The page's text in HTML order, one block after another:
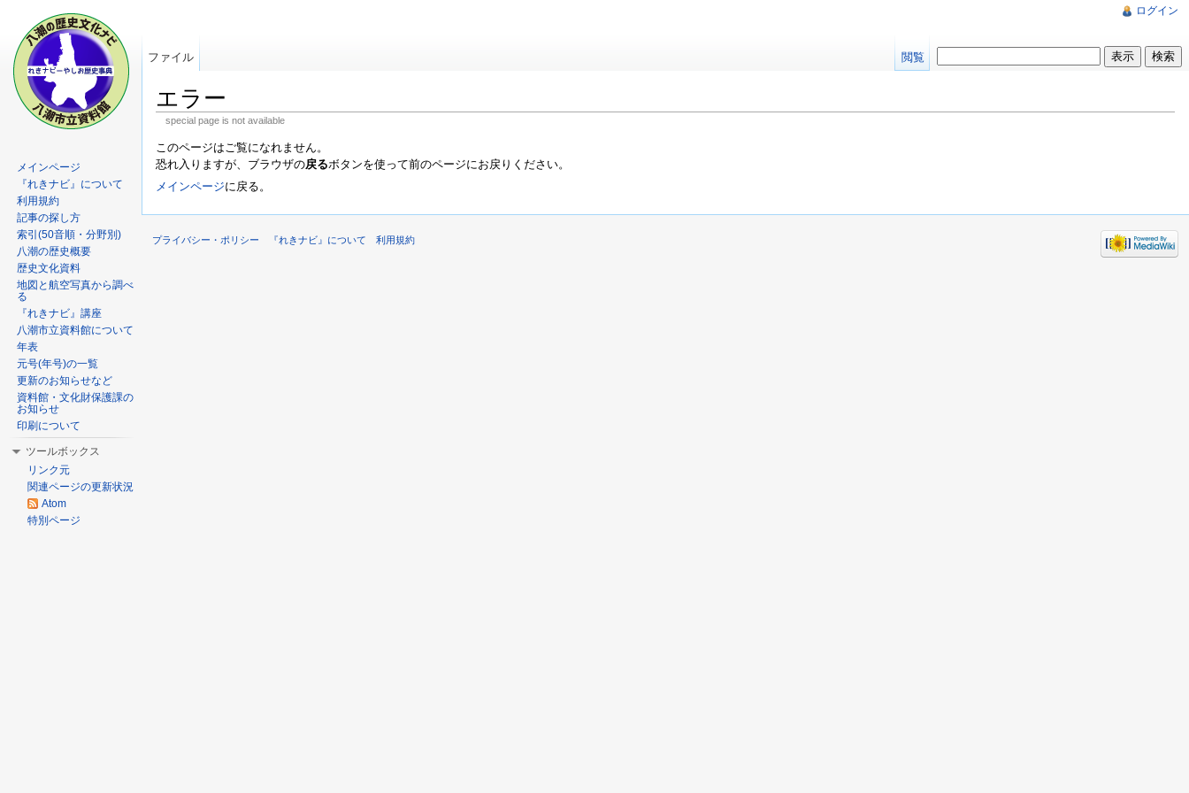
エラー
special page is not available
このページはご覧になれません。
恐れ入りますが、ブラウザの戻るボタンを使って前のページにお戻りください。
メインページに戻る。
ログイン
ファイル 閲覧
メインページ
『れきナビ』について
利用規約
記事の探し方
索引(50音順・分野別)
八潮の歴史概要
歴史文化資料
地図と航空写真から調べ
る
『れきナビ』講座
八潮市立資料館について
年表
元号(年号)の一覧
更新のお知らせなど
資料館・文化財保護課の
お知らせ
印刷について
ツールボックス
リンク元
関連ページの更新状況
Atom
特別ページ
プライバシー・ポリシー 『れきナビ』について 利用規約